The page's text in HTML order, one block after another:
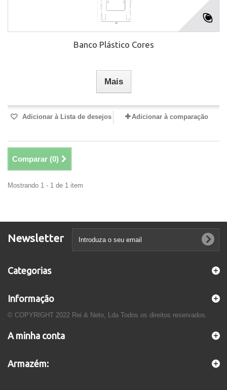
Banco Plástico Cores
Mais
Adicionar à Lista de desejos Adicionar à comparação
Comparar (0)
Mostrando 1 - 1 de 1 item
Newsletter
Categorias
Informação
© COPYRIGHT 2022 Rei & Neto, Lda Todos os direitos reservados.
A minha conta
Armazém: